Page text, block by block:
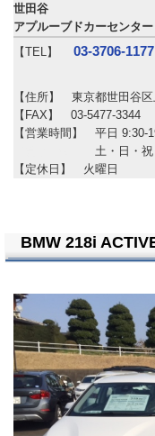
世田谷
アプルーブドカーセンター
【TEL】 03-3706-1177
【住所】 東京都世田谷
【FAX】 03-5477-3344
【営業時間】 平日 9:30-
土・日・祝
【定休日】 火曜日
BMW 218i